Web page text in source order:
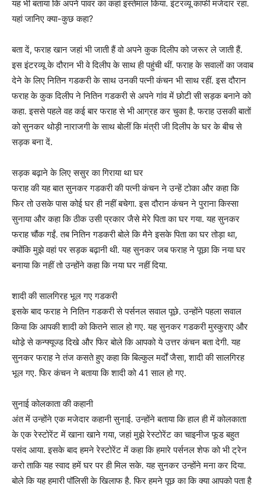
यह भी बताया कि अपने पावर का कहां इस्तेमाल किया. इंटरव्यू काफी मजेदार रहा.
यहां जानिए क्या-कुछ कहा?
बता दें, फराह खान जहां भी जाती हैं वो अपने कुक दिलीप को जरूर ले जाती हैं.
इस इंटरव्यू के दौरान भी वे दिलीप के साथ ही पहुंची थीं. फराह के सवालों का जवाब
देने के लिए नितिन गडकरी के साथ उनकी पत्नी कंचन भी साथ रहीं. इस दौरान
फराह के कुक दिलीप ने नितिन गडकरी से अपने गांव में छोटी सी सड़क बनाने को
कहा. इससे पहले वह कई बार फराह से भी आग्रह कर चुका है. फराह उसकी बातों
को सुनकर थोड़ी नाराजगी के साथ बोलीं कि मंत्री जी दिलीप के घर के बीच से
सड़क बना दें.
सड़क बढ़ाने के लिए ससुर का गिराया था घर
फराह की यह बात सुनकर गडकरी की पत्नी कंचन ने उन्हें टोका और कहा कि
फिर तो उसके पास कोई घर ही नहीं बचेगा. इस दौरान कंचन ने पुराना किस्सा
सुनाया और कहा कि ठीक उसी प्रकार जैसे मेरे पिता का घर गया. यह सुनकर
फराह चौंक गईं. तब नितिन गडकरी बोले कि मैने इसके पिता का घर तोड़ा था,
क्योंकि मुझे वहां पर सड़क बढ़ानी थी. यह सुनकर जब फराह ने पूछा कि नया घर
बनाया कि नहीं तो उन्होंने कहा कि नया घर नहीं दिया.
शादी की सालगिरह भूल गए गडकरी
इसके बाद फराह ने नितिन गडकरी से पर्सनल सवाल पूछे. उन्होंने पहला सवाल
किया कि आपकी शादी को कितने साल हो गए. यह सुनकर गडकरी मुस्कुराए और
थोडे़ से कन्फ्यूज्ड दिखे और फिर बोले कि आपको ये उत्तर कंचन बता देगी. यह
सुनकर फराह ने तंज कसते हुए कहा कि बिल्कुल मर्दों जैसा, शादी की सालगिरह
भूल गए. फिर कंचन ने बताया कि शादी को 41 साल हो गए.
सुनाई कोलकाता की कहानी
अंत में उन्होंने एक मजेदार कहानी सुनाई. उन्होंने बताया कि हाल ही में कोलकाता
के एक रेस्टोरेंट में खाना खाने गया, जहां मुझे रेस्टोरेंट का चाइनीज फूड बहुत
पसंद आया. इसके बाद हमने रेस्टोरेंट में कहा कि हमारे पर्सनल शेफ को भी ट्रेन
करो ताकि यह स्वाद हमें घर पर ही मिल सके. यह सुनकर उन्होंने मना कर दिया.
बोले कि यह हमारी पॉलिसी के खिलाफ है. फिर हमने पूछ का कि क्या आपको पता है